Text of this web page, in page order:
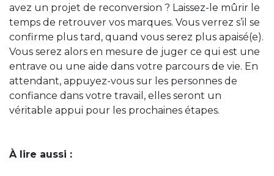
avez un projet de reconversion ? Laissez-le mûrir le
temps de retrouver vos marques. Vous verrez s’il se
confirme plus tard, quand vous serez plus apaisé(e).
Vous serez alors en mesure de juger ce qui est une
entrave ou une aide dans votre parcours de vie. En
attendant, appuyez-vous sur les personnes de
confiance dans votre travail, elles seront un
véritable appui pour les prochaines étapes.
À lire aussi :